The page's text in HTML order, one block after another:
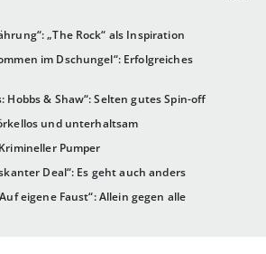
„The Rock“ als Inspiration
im Dschungel“: Erfolgreiches
Hobbs & Shaw“: Selten gutes Spin-off
und unterhaltsam
Pumper
Deal“: Es geht auch anders
eigene Faust“: Allein gegen alle